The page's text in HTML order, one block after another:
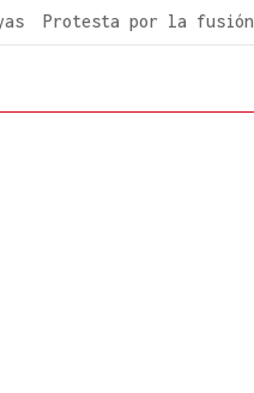
Protesta por la fusión